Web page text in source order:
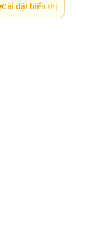
Cài đặt hiển thị